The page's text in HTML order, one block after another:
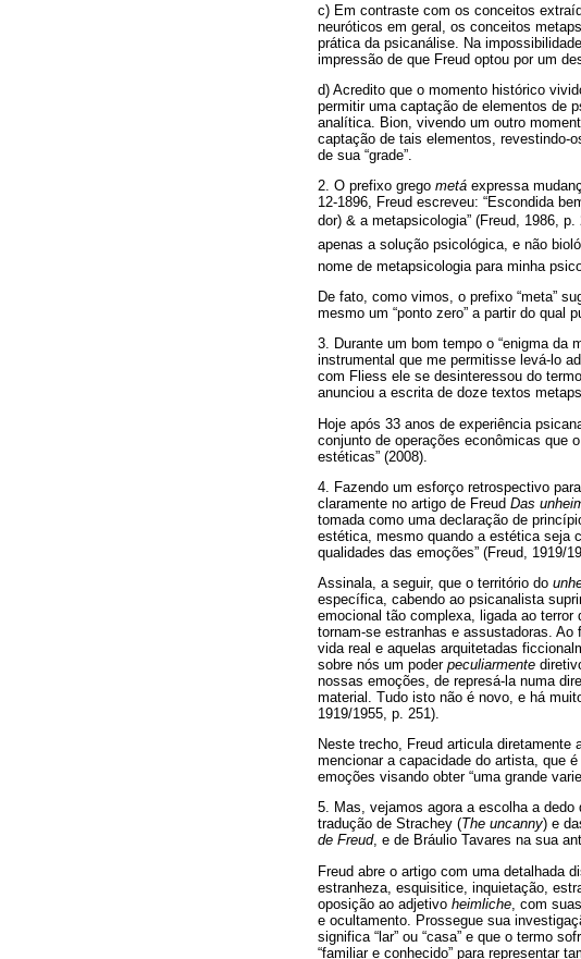
c) Em contraste com os conceitos
neuróticos em geral, os conceitos
prática da psicanálise. Na
impressão de que Freud optou por um
d) Acredito que o momento histórico
permitir uma captação de elementos de
analítica. Bion, vivendo um outro
captação de tais elementos, revestindo-
de sua “grade”.
2. O prefixo grego metá expressa
12-1896, Freud escreveu: “Escondida
dor) & a metapsicologia” (Freud, 1986,
apenas a solução psicológica, e não
nome de metapsicologia para minha
De fato, como vimos, o prefixo “meta”
mesmo um “ponto zero” a partir do qual
3. Durante um bom tempo o “enigma da
instrumental que me permitisse levá-lo
com Fliess ele se desinteressou do
anunciou a escrita de doze textos
Hoje após 33 anos de experiência
conjunto de operações econômicas que
estéticas” (2008).
4. Fazendo um esforço retrospectivo
claramente no artigo de Freud Das
tomada como uma declaração de
estética, mesmo quando a estética seja
qualidades das emoções” (Freud, 1919/
Assinala, a seguir, que o território do
específica, cabendo ao psicanalista
emocional tão complexa, ligada ao
tornam-se estranhas e assustadoras.
vida real e aquelas arquitetadas
sobre nós um poder peculiarmente
nossas emoções, de represá-la numa
material. Tudo isto não é novo, e há
1919/1955, p. 251).
Neste trecho, Freud articula
mencionar a capacidade do artista, que
emoções visando obter “uma grande
5. Mas, vejamos agora a escolha a dedo
tradução de Strachey (The uncanny) e
de Freud, e de Bráulio Tavares na sua
Freud abre o artigo com uma detalhada
estranheza, esquisitice, inquietação,
oposição ao adjetivo heimliche , com
e ocultamento. Prossegue sua
significa “lar” ou “casa” e que o termo
“familiar e conhecido” para representar